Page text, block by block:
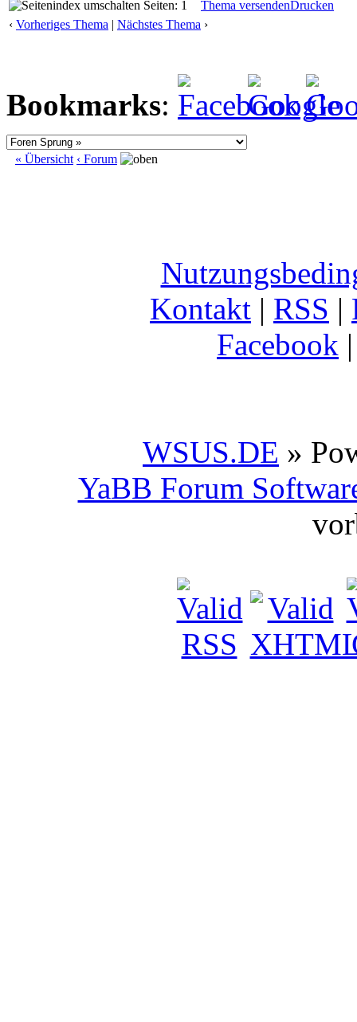
Seiten: 1 Thema versendenDrucken
‹ Vorheriges Thema | Nächstes Thema ›
Bookmarks:
« Übersicht ‹ Forum
Kontakt | RSS |
Facebook
WSUS.DE »
YaBB Forum